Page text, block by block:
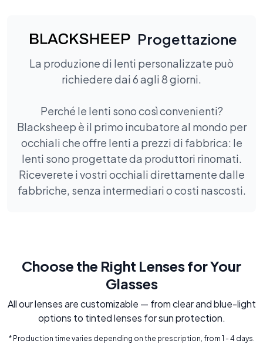
Progettazione
La produzione di lenti personalizzate può
richiedere dai 6 agli 8 giorni.
Perché le lenti sono così convenienti?
Blacksheep è il primo incubatore al mondo per
occhiali che offre lenti a prezzi di fabbrica: le
lenti sono progettate da produttori rinomati.
Riceverete i vostri occhiali direttamente dalle
fabbriche, senza intermediari o costi nascosti.
Choose the Right Lenses for Your
Glasses
All our lenses are customizable — from clear and blue-light
options to tinted lenses for sun protection.
* Production time varies depending on the prescription, from 1 - 4 days.